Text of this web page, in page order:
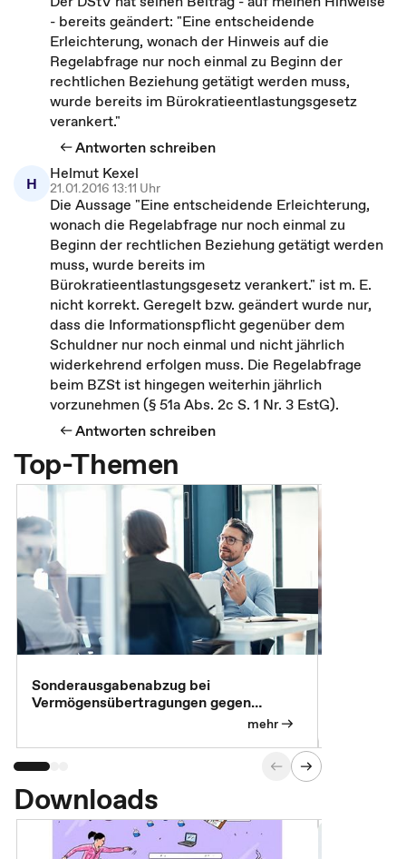
- bereits geändert: "Eine entscheidende
Erleichterung, wonach der Hinweis auf die
Regelabfrage nur noch einmal zu Beginn der
rechtlichen Beziehung getätigt werden muss,
wurde bereits im Bürokratieentlastungsgesetz
verankert."
Antworten schreiben
H
Helmut Kexel
21.01.2016 13:11 Uhr
Die Aussage "Eine entscheidende Erleichterung,
wonach die Regelabfrage nur noch einmal zu
Beginn der rechtlichen Beziehung getätigt werden
muss, wurde bereits im
Bürokratieentlastungsgesetz verankert." ist m. E.
nicht korrekt. Geregelt bzw. geändert wurde nur,
dass die Informationspflicht gegenüber dem
Schuldner nur noch einmal und nicht jährlich
widerkehrend erfolgen muss. Die Regelabfrage
beim BZSt ist hingegen weiterhin jährlich
vorzunehmen (§ 51a Abs. 2c S. 1 Nr. 3 EstG).
Antworten schreiben
Top-Themen
Sonderausgabenabzug bei
Vermögensübertragungen gegen
mehr
Downloads